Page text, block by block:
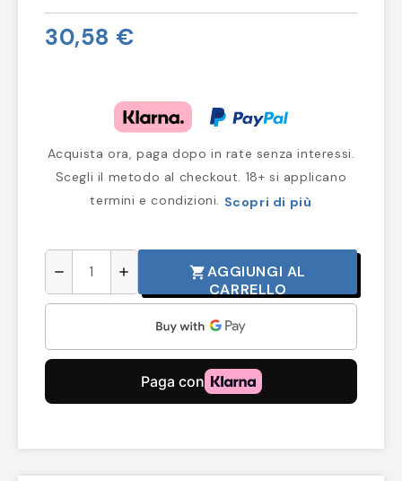
30,58 €
Acquista ora, paga dopo in rate senza interessi.
Scegli il metodo al checkout. 18+ si applicano
termini e condizioni. Scopri di più
remove add shopping_cartAGGIUNGI AL
CARRELLO